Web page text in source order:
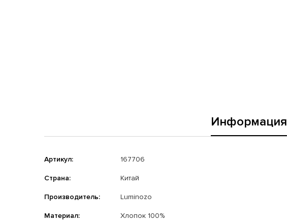
Информация
Артикул: 167706
Страна: Китай
Производитель: Luminozo
Материал: Хлопок 100%